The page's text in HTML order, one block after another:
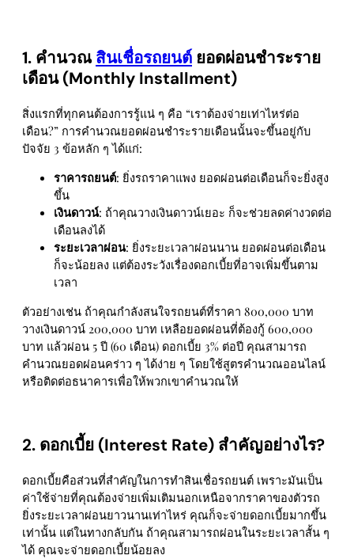
1. คํานวณสินเชื่อรถยนต์ ยอดผ่อนชำระราย
เดือน (Monthly Installment)
สิ่งแรกที่ทุกคนต้องการรู้แน่ ๆ คือ “เราต้องจ่ายเท่าไหร่ต่อ
เดือน?” การคำนวณยอดผ่อนชำระรายเดือนนั้นจะขึ้นอยู่กับ
ปัจจัย 3 ข้อหลัก ๆ ได้แก่:
ราคารถยนต์: ยิ่งรถราคาแพง ยอดผ่อนต่อเดือนก็จะยิ่งสูง
ขึ้น
เงินดาวน์: ถ้าคุณวางเงินดาวน์เยอะ ก็จะช่วยลดค่างวดต่อ
เดือนลงได้
ระยะเวลาผ่อน: ยิ่งระยะเวลาผ่อนนาน ยอดผ่อนต่อเดือน
ก็จะน้อยลง แต่ต้องระวังเรื่องดอกเบี้ยที่อาจเพิ่มขึ้นตาม
เวลา
ตัวอย่างเช่น ถ้าคุณกำลังสนใจรถยนต์ที่ราคา 800,000 บาท
วางเงินดาวน์ 200,000 บาท เหลือยอดผ่อนที่ต้องกู้ 600,000
บาท แล้วผ่อน 5 ปี (60 เดือน) ดอกเบี้ย 3% ต่อปี คุณสามารถ
คำนวณยอดผ่อนคร่าว ๆ ได้ง่าย ๆ โดยใช้สูตรคำนวณออนไลน์
หรือติดต่อธนาคารเพื่อให้พวกเขาคำนวณให้
2. ดอกเบี้ย (Interest Rate) สำคัญอย่างไร?
ดอกเบี้ยคือส่วนที่สำคัญในการทำสินเชื่อรถยนต์ เพราะมันเป็น
ค่าใช้จ่ายที่คุณต้องจ่ายเพิ่มเติมนอกเหนือจากราคาของตัวรถ
ยิ่งระยะเวลาผ่อนยาวนานเท่าไหร่ คุณก็จะจ่ายดอกเบี้ยมากขึ้น
เท่านั้น แต่ในทางกลับกัน ถ้าคุณสามารถผ่อนในระยะเวลาสั้น ๆ
ได้ คุณจะจ่ายดอกเบี้ยน้อยลง